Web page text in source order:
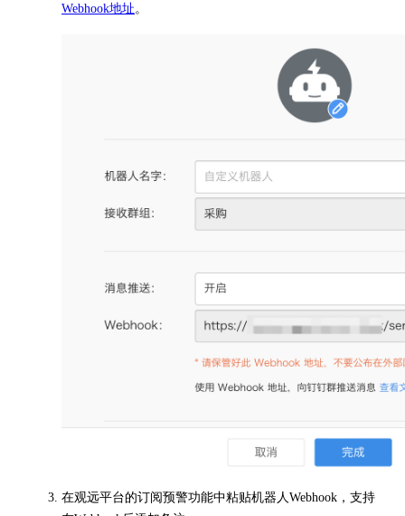
Webhook地址 。
在观远平台的订阅预警功能中粘贴机器人Webhook，支持